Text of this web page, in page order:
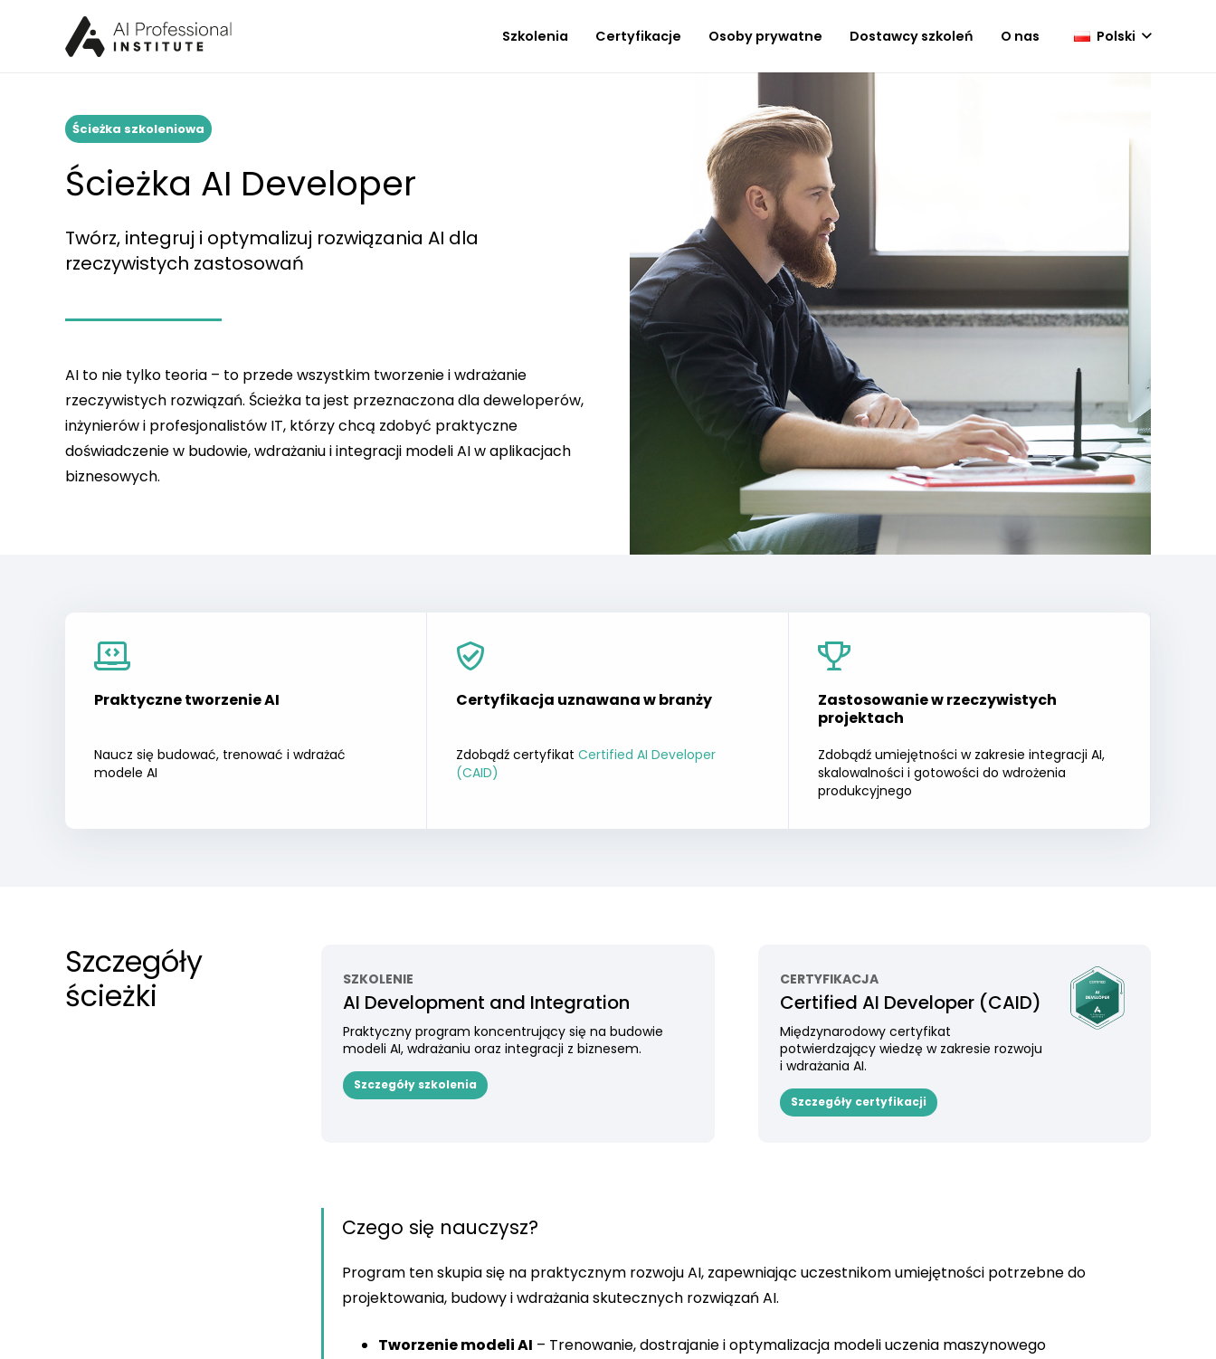
Szkolenia Certyfikacje Osoby prywatne Dostawcy szkoleń O nas Polski
Ścieżka szkoleniowa
Ścieżka AI Developer
Twórz, integruj i optymalizuj rozwiązania AI dla
rzeczywistych zastosowań
AI to nie tylko teoria – to przede wszystkim tworzenie i wdrażanie
rzeczywistych rozwiązań. Ścieżka ta jest przeznaczona dla deweloperów,
inżynierów i profesjonalistów IT, którzy chcą zdobyć praktyczne
doświadczenie w budowie, wdrażaniu i integracji modeli AI w aplikacjach
biznesowych.
Praktyczne tworzenie AI
Naucz się budować, trenować i wdrażać
modele AI
Certyfikacja uznawana w branży
Zdobądź certyfikat Certified AI Developer
(CAID)
Zastosowanie w rzeczywistych
projektach
Zdobądź umiejętności w zakresie integracji AI,
skalowalności i gotowości do wdrożenia
produkcyjnego
Szczegóły
ścieżki
SZKOLENIE
AI Development and Integration
Praktyczny program koncentrujący się na budowie
modeli AI, wdrażaniu oraz integracji z biznesem.
Szczegóły szkolenia
CERTYFIKACJA
Certified AI Developer (CAID)
Międzynarodowy certyfikat
potwierdzający wiedzę w zakresie rozwoju
i wdrażania AI.
Szczegóły certyfikacji
Czego się nauczysz?
Program ten skupia się na praktycznym rozwoju AI, zapewniając uczestnikom umiejętności potrzebne do
projektowania, budowy i wdrażania skutecznych rozwiązań AI.
Tworzenie modeli AI – Trenowanie, dostrajanie i optymalizacja modeli uczenia maszynowego